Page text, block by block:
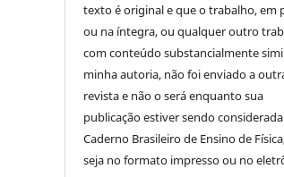
texto é original e que o trabalho, em
ou na íntegra, ou qualquer outro
com conteúdo substancialmente
minha autoria, não foi enviado a
revista e não o será enquanto sua
publicação estiver sendo
Caderno Brasileiro de Ensino de
seja no formato impresso ou no